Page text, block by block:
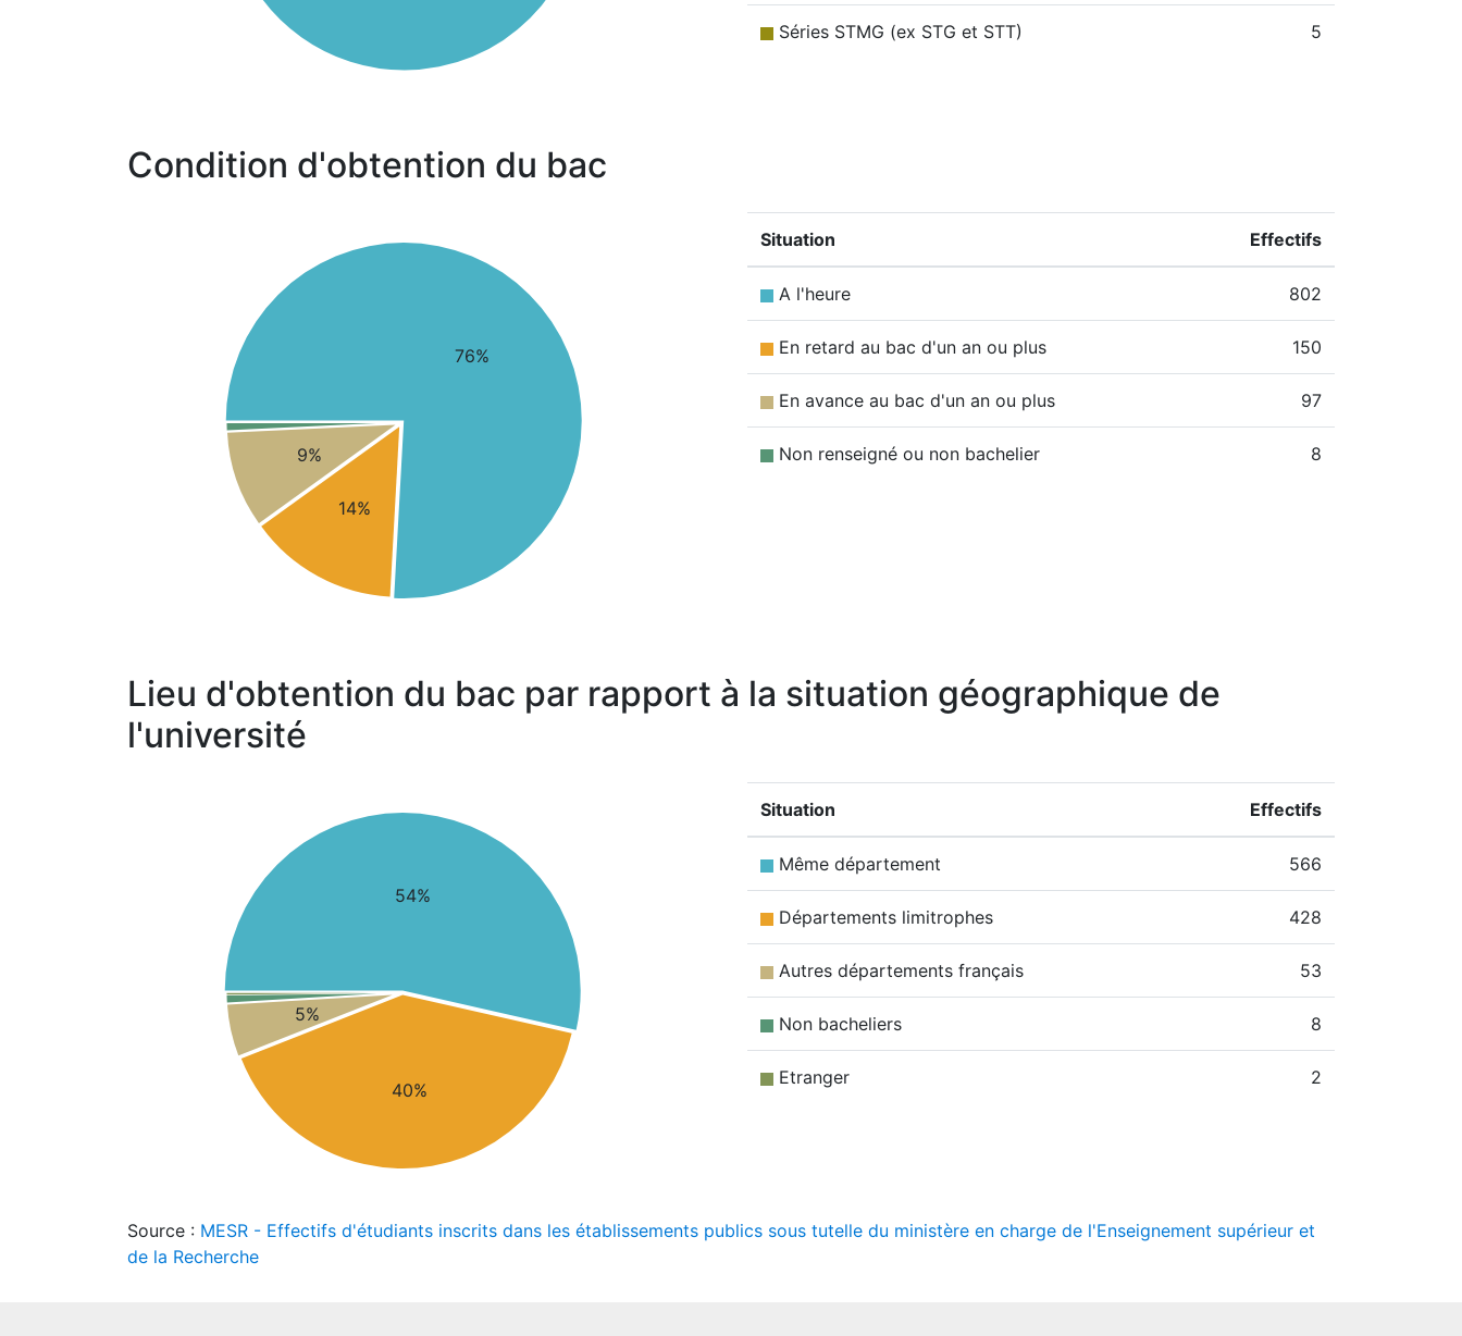
Séries STMG (ex STG et STT) 5
Condition d'obtention du bac
76%
14%
9%
Situation Effectifs
A l'heure 802
En retard au bac d'un an ou plus 150
En avance au bac d'un an ou plus 97
Non renseigné ou non bachelier 8
Lieu d'obtention du bac par rapport à la situation géographique de
l'université
54%
40%
5%
Situation Effectifs
Même département 566
Départements limitrophes 428
Autres départements français 53
Non bacheliers 8
Etranger 2
Source : MESR - Effectifs d'étudiants inscrits dans les établissements publics sous tutelle du ministère en charge de l'Enseignement supérieur et
de la Recherche